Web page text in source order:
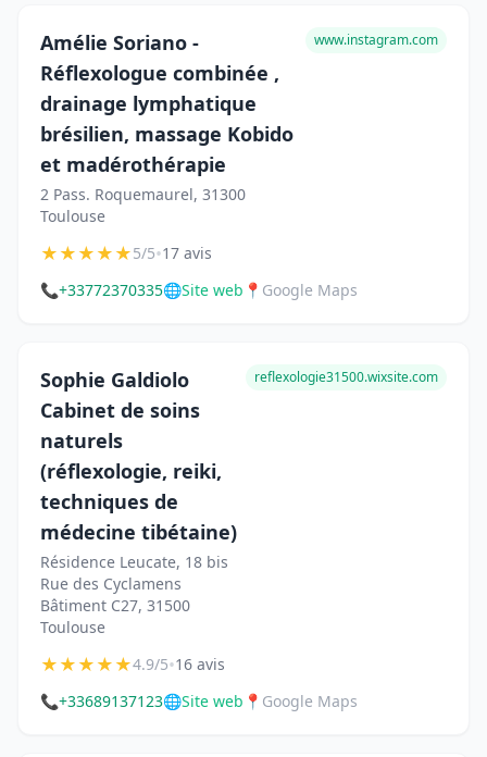
Amélie Soriano -
Réflexologue combinée ,
drainage lymphatique
brésilien, massage Kobido
et madérothérapie
2 Pass. Roquemaurel, 31300
Toulouse
www.instagram.com
★★★★★5/5•17 avis
📞+33772370335🌐Site web 📍 Google Maps
Sophie Galdiolo
Cabinet de soins
naturels
(réflexologie, reiki,
techniques de
médecine tibétaine)
Résidence Leucate, 18 bis
Rue des Cyclamens
Bâtiment C27, 31500
Toulouse
reflexologie31500.wixsite.com
★★★★★4.9/5•16 avis
📞+33689137123🌐Site web 📍 Google Maps